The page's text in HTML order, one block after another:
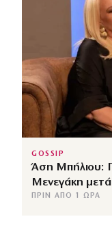
GOSSIP
Άση Μπήλιου:
Μενεγάκη μετά
ΠΡΙΝ ΑΠΌ 1 ΏΡΑ